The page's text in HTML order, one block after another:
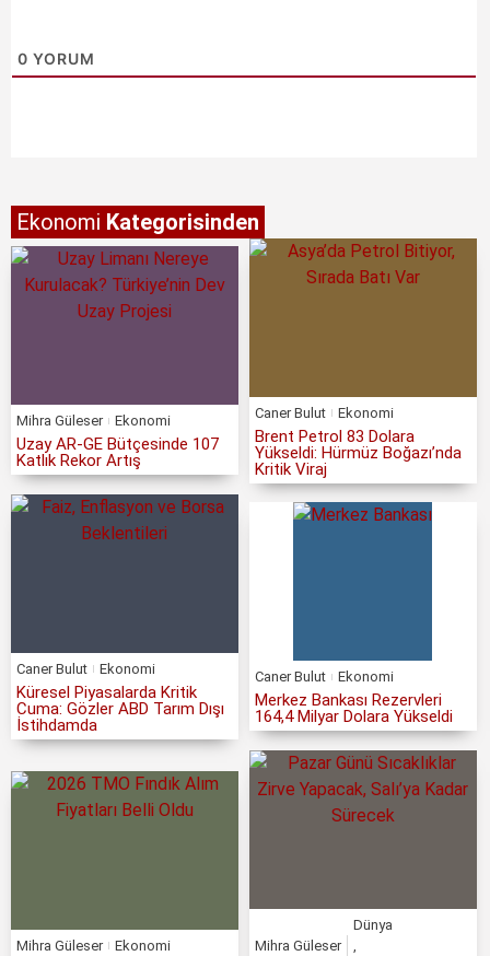
0 YORUM
Ekonomi Kategorisinden
Mihra Güleser Ekonomi
Uzay AR-GE Bütçesinde 107
Katlık Rekor Artış
Caner Bulut Ekonomi
Brent Petrol 83 Dolara
Yükseldi: Hürmüz Boğazı’nda
Kritik Viraj
Caner Bulut Ekonomi
Küresel Piyasalarda Kritik
Cuma: Gözler ABD Tarım Dışı
İstihdamda
Caner Bulut Ekonomi
Merkez Bankası Rezervleri
164,4 Milyar Dolara Yükseldi
Mihra Güleser Ekonomi Mihra Güleser
Dünya